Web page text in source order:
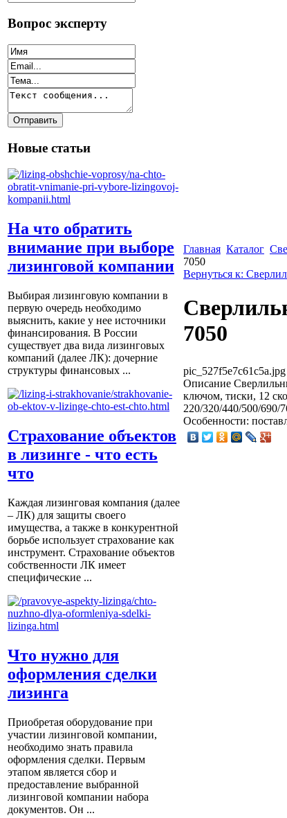
Вопрос эксперту
Новые статьи
На что обратить
внимание при выборе
лизинговой компании
Выбирая лизинговую компании в
первую очередь необходимо
выяснить, какие у нее источники
финансирования. В России
существует два вида лизинговых
компаний (далее ЛК): дочерние
структуры финансовых ...
Страхование объектов
в лизинге - что есть
что
Каждая лизинговая компания (далее
– ЛК) для защиты своего
имущества, а также в конкурентной
борьбе использует страхование как
инструмент. Страхование объектов
собственности ЛК имеет
специфические ...
Что нужно для
оформления сделки
лизинга
Приобретая оборудование при
участии лизинговой компании,
необходимо знать правила
оформления сделки. Первым
этапом является сбор и
предоставление выбранной
лизинговой компании набора
документов. Он ...
Главная Каталог
7050
Вернуться к:
7050
pic_527f5e7c61c5a.jpg
Описание
ключом, тиски, 12
220/320/440/500/690/
Особенности: